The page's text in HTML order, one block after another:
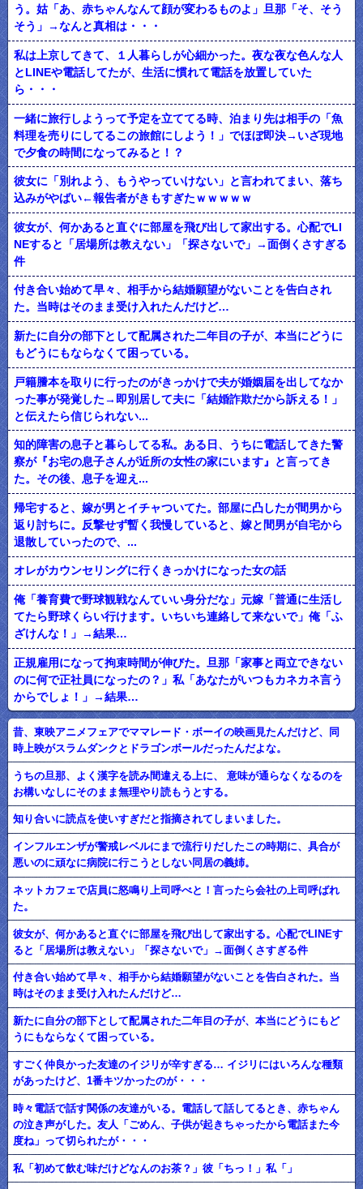
う。姑「あ、赤ちゃんなんて顔が変わるものよ」旦那「そ、そう
そう」→なんと真相は・・・
私は上京してきて、１人暮らしが心細かった。夜な夜な色んな人
とLINEや電話してたが、生活に慣れて電話を放置していた
ら・・・
一緒に旅行しようって予定を立ててる時、泊まり先は相手の「魚
料理を売りにしてるこの旅館にしよう！」でほぼ即決→いざ現地
で夕食の時間になってみると！？
彼女に「別れよう、もうやっていけない」と言われてまい、落ち
込みがやばい←報告者がきもすぎたｗｗｗｗｗ
彼女が、何かあると直ぐに部屋を飛び出して家出する。心配でLI
NEすると「居場所は教えない」「探さないで」→面倒くさすぎる
件
付き合い始めて早々、相手から結婚願望がないことを告白され
た。当時はそのまま受け入れたんだけど…
新たに自分の部下として配属された二年目の子が、本当にどうに
もどうにもならなくて困っている。
戸籍謄本を取りに行ったのがきっかけで夫が婚姻届を出してなか
った事が発覚した→即別居して夫に「結婚詐欺だから訴える！」
と伝えたら信じられない...
知的障害の息子と暮らしてる私。ある日、うちに電話してきた警
察が『お宅の息子さんが近所の女性の家にいます』と言ってき
た。その後、息子を迎え...
帰宅すると、嫁が男とイチャついてた。部屋に凸したが間男から
返り討ちに。反撃せず暫く我慢していると、嫁と間男が自宅から
退散していったので、...
オレがカウンセリングに行くきっかけになった女の話
俺「養育費で野球観戦なんていい身分だな」元嫁「普通に生活し
てたら野球くらい行けます。いちいち連絡して来ないで」俺「ふ
ざけんな！」→結果…
正規雇用になって拘束時間が伸びた。旦那「家事と両立できない
のに何で正社員になったの？」私「あなたがいつもカネカネ言う
からでしょ！」→結果…
昔、東映アニメフェアでママレード・ボーイの映画見たんだけど、同
時上映がスラムダンクとドラゴンボールだったんだよな。
うちの旦那、よく漢字を読み間違える上に、 意味が通らなくなるのを
お構いなしにそのまま無理やり読もうとする。
知り合いに読点を使いすぎだと指摘されてしまいました。
インフルエンザが警戒レベルにまで流行りだしたこの時期に、具合が
悪いのに頑なに病院に行こうとしない同居の義姉。
ネットカフェで店員に怒鳴り上司呼べと！言ったら会社の上司呼ばれ
た。
彼女が、何かあると直ぐに部屋を飛び出して家出する。心配でLINEす
ると「居場所は教えない」「探さないで」→面倒くさすぎる件
付き合い始めて早々、相手から結婚願望がないことを告白された。当
時はそのまま受け入れたんだけど…
新たに自分の部下として配属された二年目の子が、本当にどうにもど
うにもならなくて困っている。
すごく仲良かった友達のイジリが辛すぎる… イジリにはいろんな種類
があったけど、1番キツかったのが・・・
時々電話で話す関係の友達がいる。電話して話してるとき、赤ちゃん
の泣き声がした。友人「ごめん、子供が起きちゃったから電話また今
度ね」って切られたが・・・
私「初めて飲む味だけどなんのお茶？」彼「ちっ！」私「」